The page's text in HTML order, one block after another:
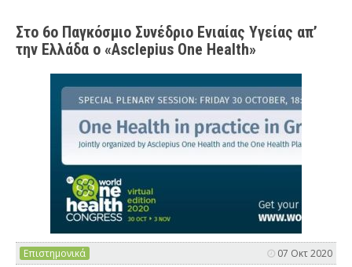
Στο 6ο Παγκόσμιο Συνέδριο Ενιαίας Υγείας απ’
την Ελλάδα ο «Asclepius One Health»
Επιστημονικά 07 Οκτ 2020